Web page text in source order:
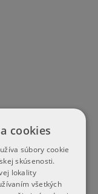
cookies
súbory cookie
skúsenosti.
lokality
všetkých